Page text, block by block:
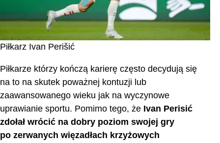
Piłkarz Ivan Perišić
Piłkarze którzy kończą karierę często decydują się
na to na skutek poważnej kontuzji lub
zaawansowanego wieku jak na wyczynowe
uprawianie sportu. Pomimo tego, że Ivan Perisić
zdołał wrócić na dobry poziom swojej gry
po zerwanych więzadłach krzyżowych